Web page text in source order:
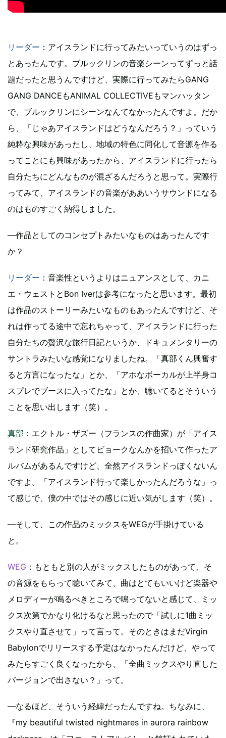
リーダー ：アイスランドに行ってみたいっていうのはずっ
とあったんです。ブルックリンの音楽シーンってずっと話
題だったと思うんですけど、実際に行ってみたらGANG
GANG DANCEもANIMAL COLLECTIVEもマンハッタン
で、ブルックリンにシーンなんてなかったんですよ。だか
ら、「じゃあアイスランドはどうなんだろう？」っていう
純粋な興味があったし、地域の特色に同化して音源を作る
ってことにも興味があったから、アイスランドに行ったら
自分たちにどんなものが混ざるんだろうと思って。実際行
ってみて、アイスランドの音楽がああいうサウンドになる
のはものすごく納得しました。
―作品としてのコンセプトみたいなものはあったんです
か？
リーダー ：音楽性というよりはニュアンスとして、カニ
エ・ウェストとBon Iverは参考になったと思います。最初
は作品のストーリーみたいなものもあったんですけど、そ
れは作ってる途中で忘れちゃって、アイスランドに行った
自分たちの贅沢な旅行日記というか、ドキュメンタリーの
サントラみたいな感覚になりましたね。「真部くん興奮す
ると方言になったな」とか、「アホなボーカルが上半身コ
スプレでブースに入ってたな」とか、聴いてるとそういう
ことを思い出します（笑）。
真部 ：エクトル・ザズー（フランスの作曲家）が「アイス
ランド研究作品」としてビョークなんかを招いて作ったア
ルバムがあるんですけど、全然アイスランドっぽくないん
ですよ。「アイスランド行って楽しかったんだろうな」っ
て感じで、僕の中ではその感じに近い気がします（笑）。
―そして、この作品のミックスをWEGが手掛けている
と。
WEG ：もともと別の人がミックスしたものがあって、そ
の音源をもらって聴いてみて、曲はとてもいいけど楽器や
メロディーが鳴るべきところで鳴ってないと感じて、ミッ
クス次第でかなり化けるなと思ったので「試しに1曲ミッ
クスやり直させて」って言って。そのときはまだVirgin
Babylonでリリースする予定はなかったんだけど、やって
みたらすごく良くなったから、「全曲ミックスやり直した
バージョンで出さない？」って。
―なるほど、そういう経緯だったんですね。ちなみに、
『my beautiful twisted nightmares in aurora rainbow